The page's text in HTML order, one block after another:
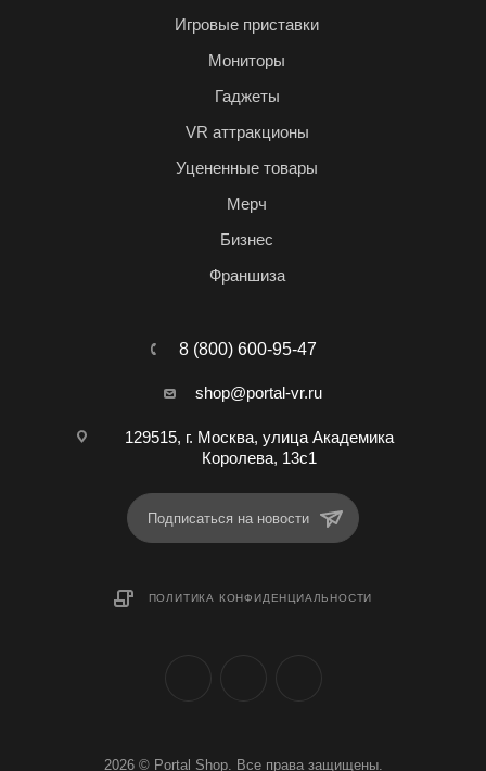
Игровые приставки
Мониторы
Гаджеты
VR аттракционы
Уцененные товары
Мерч
Бизнес
Франшиза
8 (800) 600-95-47
shop@portal-vr.ru
129515, г. Москва, улица Академика
Королева, 13с1
Подписаться на новости
ПОЛИТИКА КОНФИДЕНЦИАЛЬНОСТИ
2026 © Portal Shop. Все права защищены.